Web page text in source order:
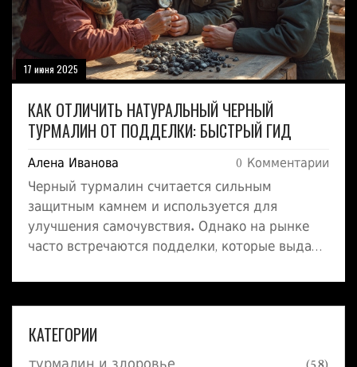
17 июня 2025
КАК ОТЛИЧИТЬ НАТУРАЛЬНЫЙ ЧЕРНЫЙ
ТУРМАЛИН ОТ ПОДДЕЛКИ: БЫСТРЫЙ ГИД
Алена Иванова 0 Комментарии
Черный турмалин считается сильным
защитным камнем и используется для
улучшения самочувствия. Однако на рынке
часто встречаются подделки, которые выдают
разберем простые способы отличить
настоящий черный турмалин от фальшивки,
на что стоит обращать внимание при покупке
и какие ошибки совершают новички. Статья
КАТЕГОРИИ